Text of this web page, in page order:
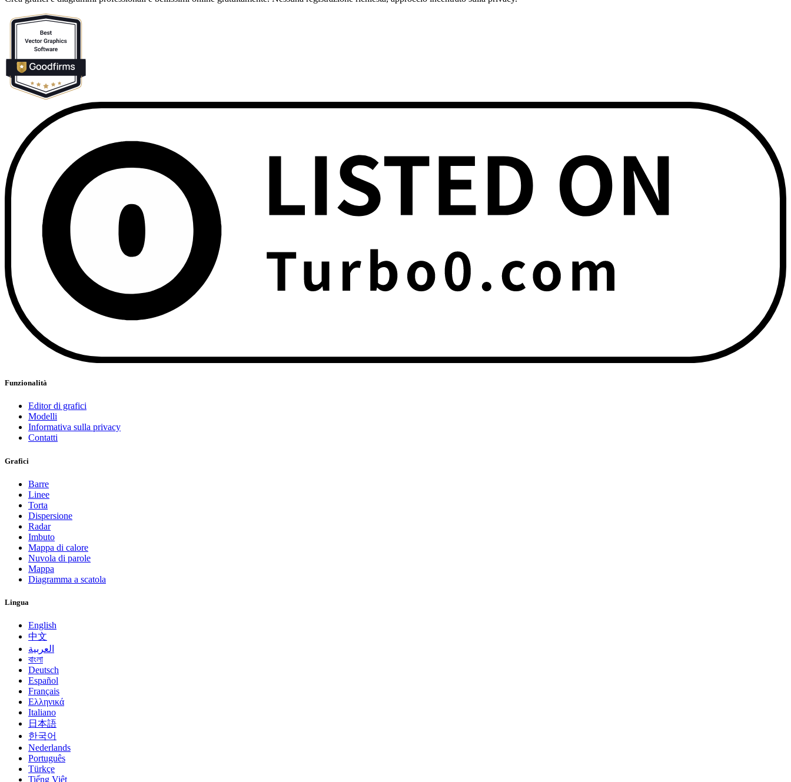
Funzionalità
Editor di grafici
Modelli
Informativa sulla privacy
Contatti
Grafici
Barre
Linee
Torta
Dispersione
Radar
Imbuto
Mappa di calore
Nuvola di parole
Mappa
Diagramma a scatola
Lingua
English
中文
العربية
বাংলা
Deutsch
Español
Français
Ελληνικά
Italiano
日本語
한국어
Nederlands
Português
Türkçe
Tiếng Việt